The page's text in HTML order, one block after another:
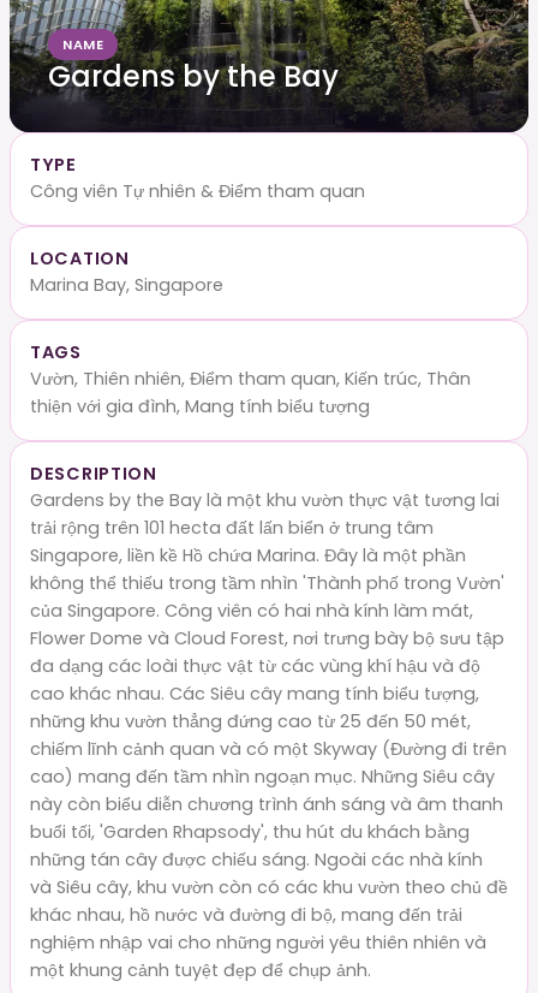
NAME
Gardens by the Bay
TYPE
Công viên Tự nhiên & Điểm tham quan
LOCATION
Marina Bay, Singapore
TAGS
Vườn, Thiên nhiên, Điểm tham quan, Kiến trúc, Thân
thiện với gia đình, Mang tính biểu tượng
DESCRIPTION
Gardens by the Bay là một khu vườn thực vật tương lai
trải rộng trên 101 hecta đất lấn biển ở trung tâm
Singapore, liền kề Hồ chứa Marina. Đây là một phần
không thể thiếu trong tầm nhìn 'Thành phố trong Vườn'
của Singapore. Công viên có hai nhà kính làm mát,
Flower Dome và Cloud Forest, nơi trưng bày bộ sưu tập
đa dạng các loài thực vật từ các vùng khí hậu và độ
cao khác nhau. Các Siêu cây mang tính biểu tượng,
những khu vườn thẳng đứng cao từ 25 đến 50 mét,
chiếm lĩnh cảnh quan và có một Skyway (Đường đi trên
cao) mang đến tầm nhìn ngoạn mục. Những Siêu cây
này còn biểu diễn chương trình ánh sáng và âm thanh
buổi tối, 'Garden Rhapsody', thu hút du khách bằng
những tán cây được chiếu sáng. Ngoài các nhà kính
và Siêu cây, khu vườn còn có các khu vườn theo chủ đề
khác nhau, hồ nước và đường đi bộ, mang đến trải
nghiệm nhập vai cho những người yêu thiên nhiên và
một khung cảnh tuyệt đẹp để chụp ảnh.